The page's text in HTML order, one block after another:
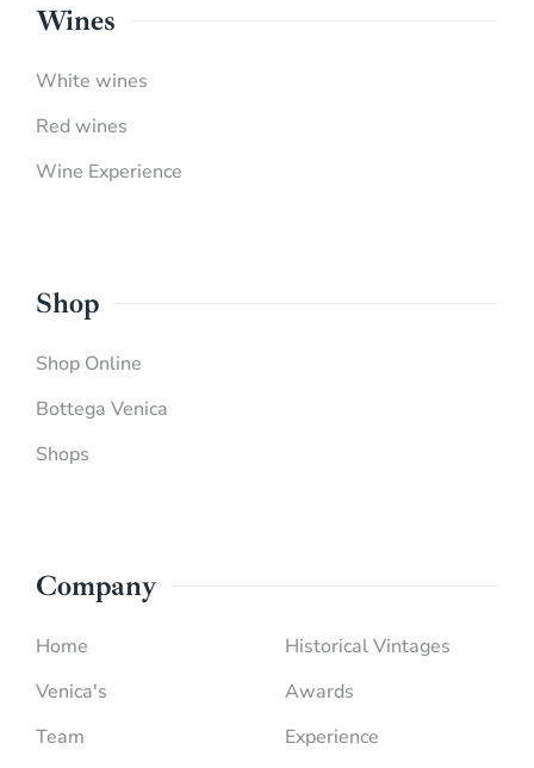
Wines
White wines
Red wines
Wine Experience
Shop
Shop Online
Bottega Venica
Shops
Company
Home
Venica's
Team
Historical Vintages
Awards
Experience